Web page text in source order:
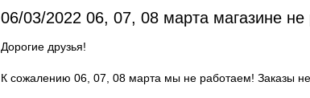
06/03/2022 06, 07, 08 марта магазине не
Дорогие друзья!
К сожалению 06, 07, 08 марта мы не работаем! Заказы